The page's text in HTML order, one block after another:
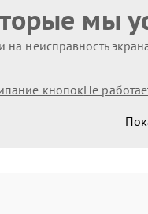
мы
неисправность
кнопокНе